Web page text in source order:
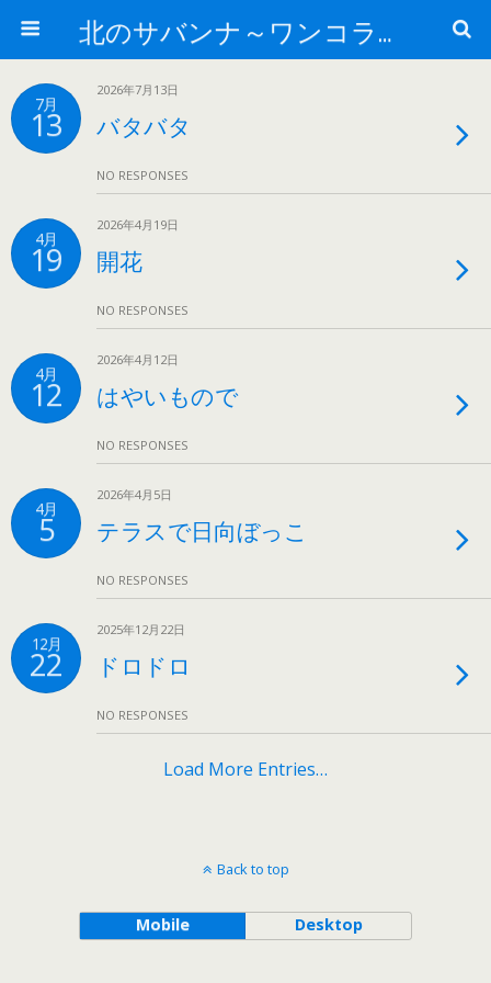
北のサバンナ～ワンコライフ～
7月
13
2026年7月13日
バタバタ
NO RESPONSES
4月
19
2026年4月19日
開花
NO RESPONSES
4月
12
2026年4月12日
はやいもので
NO RESPONSES
4月
5
2026年4月5日
テラスで日向ぼっこ
NO RESPONSES
12月
22
2025年12月22日
ドロドロ
NO RESPONSES
Load More Entries…
Back to top
Mobile Desktop